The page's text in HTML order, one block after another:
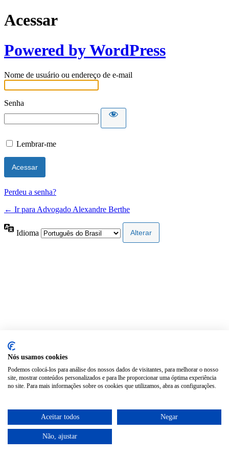
Acessar
Powered by WordPress
Nome de usuário ou endereço de e-mail
Senha
Lembrar-me
Perdeu a senha?
← Ir para Advogado Alexandre Berthe
Idioma
Nós usamos cookies
Podemos colocá-los para análise dos nossos dados de visitantes, para melhorar o nosso
site, mostrar conteúdos personalizados e para lhe proporcionar uma óptima experiência
no site. Para mais informações sobre os cookies que utilizamos, abra as configurações.
Aceitar todos Negar
Não, ajustar